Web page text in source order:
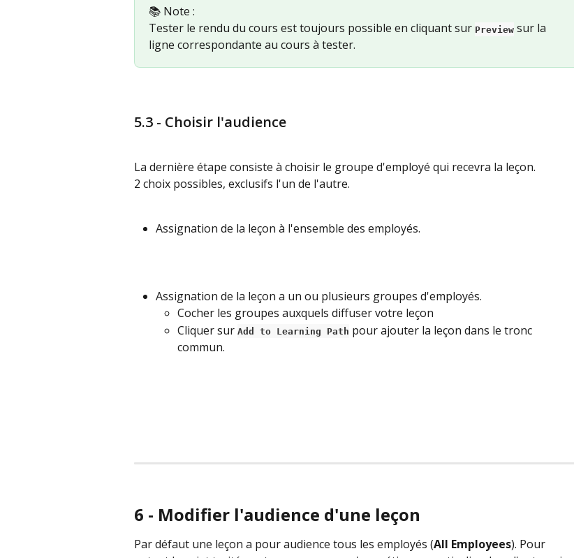
📚 Note :
Tester le rendu du cours est toujours possible en cliquant sur Preview sur la
ligne correspondante au cours à tester.
5.3 - Choisir l'audience
La dernière étape consiste à choisir le groupe d'employé qui recevra la leçon.
2 choix possibles, exclusifs l'un de l'autre.
Assignation de la leçon à l'ensemble des employés.
Assignation de la leçon a un ou plusieurs groupes d'employés.
Cocher les groupes auxquels diffuser votre leçon
Cliquer sur Add to Learning Path pour ajouter la leçon dans le tronc
commun.
6 - Modifier l'audience d'une leçon
Par défaut une leçon a pour audience tous les employés (All Employees). Pour